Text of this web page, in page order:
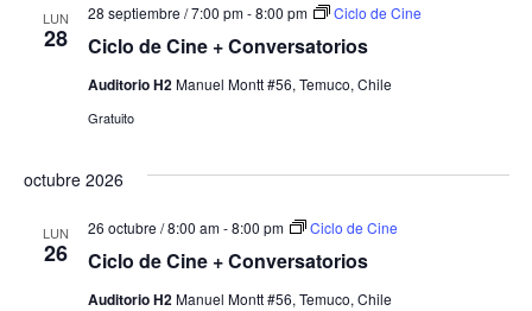
LUN
28 Ciclo de Cine + Conversatorios
28 septiembre / 7:00 pm-8:00 pm Ciclo de Cine
Auditorio H2Manuel Montt #56, Temuco, Chile
Gratuito
octubre 2026
LUN
26 Ciclo de Cine + Conversatorios
26 octubre / 8:00 am-8:00 pm Ciclo de Cine
Auditorio H2Manuel Montt #56, Temuco, Chile